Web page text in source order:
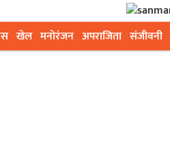
खेल मनोरंजन अपराजिता संजीवनी